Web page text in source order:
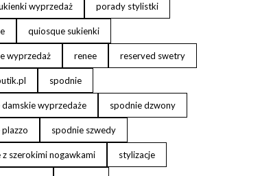
wyprzedaż porady stylistki
quiosque sukienki
wyprzedaż renee reserved swetry
spodnie
damskie wyprzedaże spodnie dzwony
spodnie szwedy
z szerokimi nogawkami stylizacje